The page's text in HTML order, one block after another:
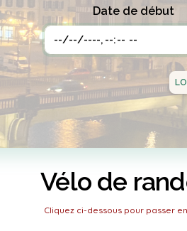
Date de début
Vélo de
Cliquez ci-dessous pour passer